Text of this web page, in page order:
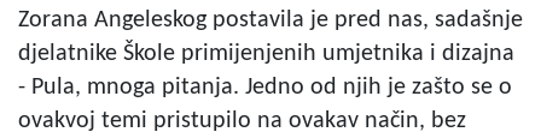
Zorana Angeleskog postavila je pred nas, sadašnje
djelatnike Škole primijenjenih umjetnika i dizajna
- Pula, mnoga pitanja. Jedno od njih je zašto se o
ovakvoj temi pristupilo na ovakav način, bez